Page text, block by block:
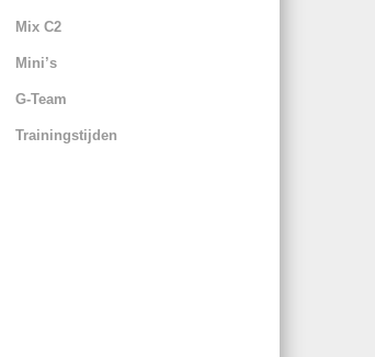
Mix C2
Mini’s
G-Team
Trainingstijden